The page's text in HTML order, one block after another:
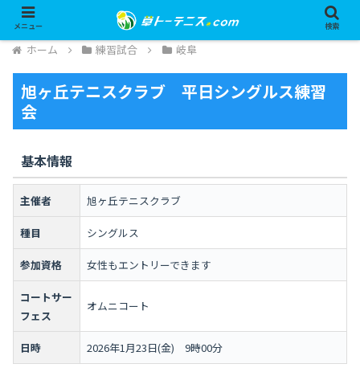
ホーム 練習試合 岐阜
旭ヶ丘テニスクラブ 平日シングルス練習
会
基本情報
主催者 旭ヶ丘テニスクラブ
種目 シングルス
参加資格 女性もエントリーできます
コートサー
フェス
オムニコート
日時 2026年1月23日(金) 9時00分
メニュー 検索